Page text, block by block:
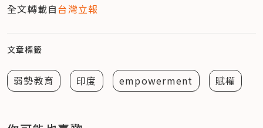
全文轉載自台灣立報
文章標籤
弱勢教育 印度 empowerment 賦權